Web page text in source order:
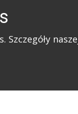
Szczegóły